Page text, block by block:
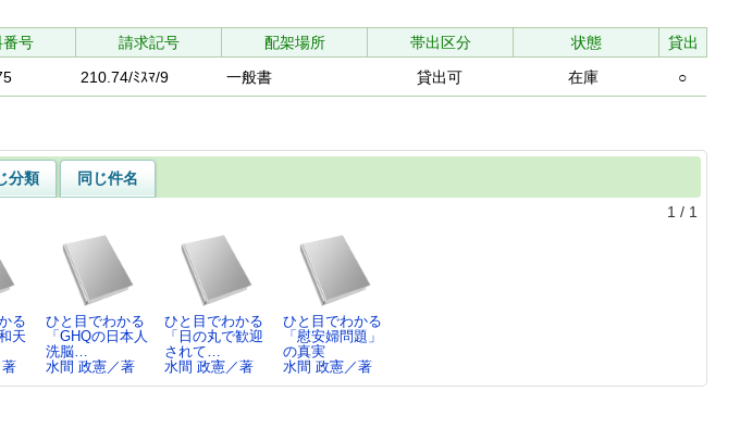
番号 請求記号 配架場所 帯出区分 状態
貸出
210.74/ﾐｽﾏ/9 一般書 貸出可 在庫 ○
分類
同じ件名
1 / 1
る
天
ひと目でわかる
「GHQの日本人
洗脳…
水間 政憲／著
ひと目でわかる
「日の丸で歓迎
されて…
水間 政憲／著
ひと目でわかる
「慰安婦問題」
の真実
水間 政憲／著